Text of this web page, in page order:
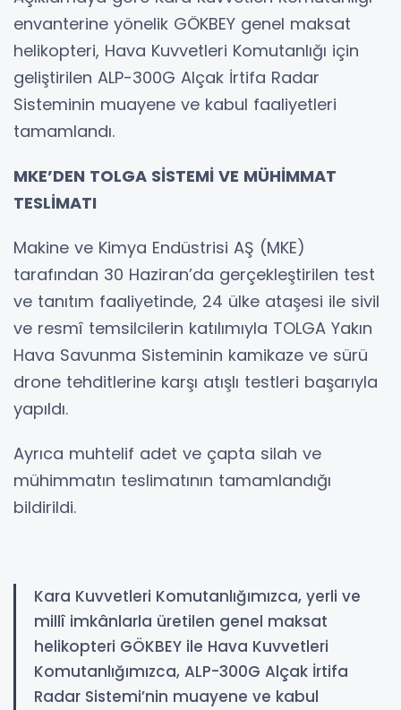
envanterine yönelik GÖKBEY genel maksat
helikopteri, Hava Kuvvetleri Komutanlığı için
geliştirilen ALP-300G Alçak İrtifa Radar
Sisteminin muayene ve kabul faaliyetleri
tamamlandı.
MKE’DEN TOLGA SİSTEMİ VE MÜHİMMAT
TESLİMATI
Makine ve Kimya Endüstrisi AŞ (MKE)
tarafından 30 Haziran’da gerçekleştirilen test
ve tanıtım faaliyetinde, 24 ülke ataşesi ile sivil
ve resmî temsilcilerin katılımıyla TOLGA Yakın
Hava Savunma Sisteminin kamikaze ve sürü
drone tehditlerine karşı atışlı testleri başarıyla
yapıldı.
Ayrıca muhtelif adet ve çapta silah ve
mühimmatın teslimatının tamamlandığı
bildirildi.
Kara Kuvvetleri Komutanlığımızca, yerli ve
millî imkânlarla üretilen genel maksat
helikopteri GÖKBEY ile Hava Kuvvetleri
Komutanlığımızca, ALP-300G Alçak İrtifa
Radar Sistemi’nin muayene ve kabul